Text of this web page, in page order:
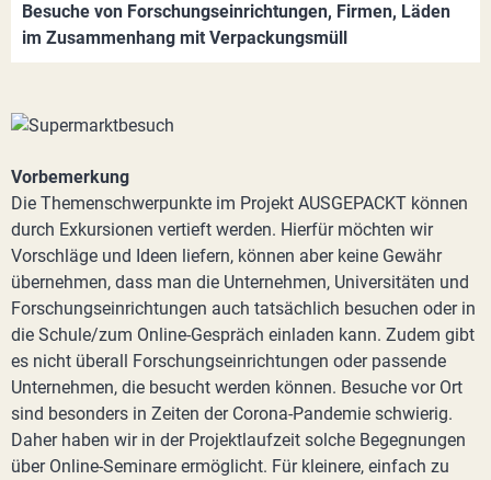
Besuche von Forschungseinrichtungen, Firmen, Läden
im Zusammenhang mit Verpackungsmüll
Vorbemerkung
Die Themenschwerpunkte im Projekt AUSGEPACKT können
durch Exkursionen vertieft werden. Hierfür möchten wir
Vorschläge und Ideen liefern, können aber keine Gewähr
übernehmen, dass man die Unternehmen, Universitäten und
Forschungseinrichtungen auch tatsächlich besuchen oder in
die Schule/zum Online-Gespräch einladen kann. Zudem gibt
es nicht überall Forschungseinrichtungen oder passende
Unternehmen, die besucht werden können. Besuche vor Ort
sind besonders in Zeiten der Corona-Pandemie schwierig.
Daher haben wir in der Projektlaufzeit solche Begegnungen
über Online-Seminare ermöglicht. Für kleinere, einfach zu